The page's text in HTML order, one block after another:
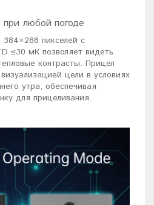
любой погоде
пикселей с
≤30 мК позволяет видеть
контрасты. Прицел
цели в условиях
утра, обеспечивая
для прицеливания.